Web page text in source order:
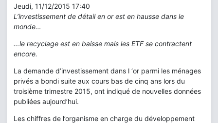
Jeudi, 11/12/2015 17:40
L’investissement de détail en or est en hausse dans le
monde…
…le recyclage est en baisse mais les ETF se contractent
encore.
La demande d’investissement dans l ‘or parmi les ménages
privés a bondi suite aux cours bas de cinq ans lors du
troisième trimestre 2015, ont indiqué de nouvelles données
publiées aujourd’hui.
Les chiffres de l’organisme en charge du développement